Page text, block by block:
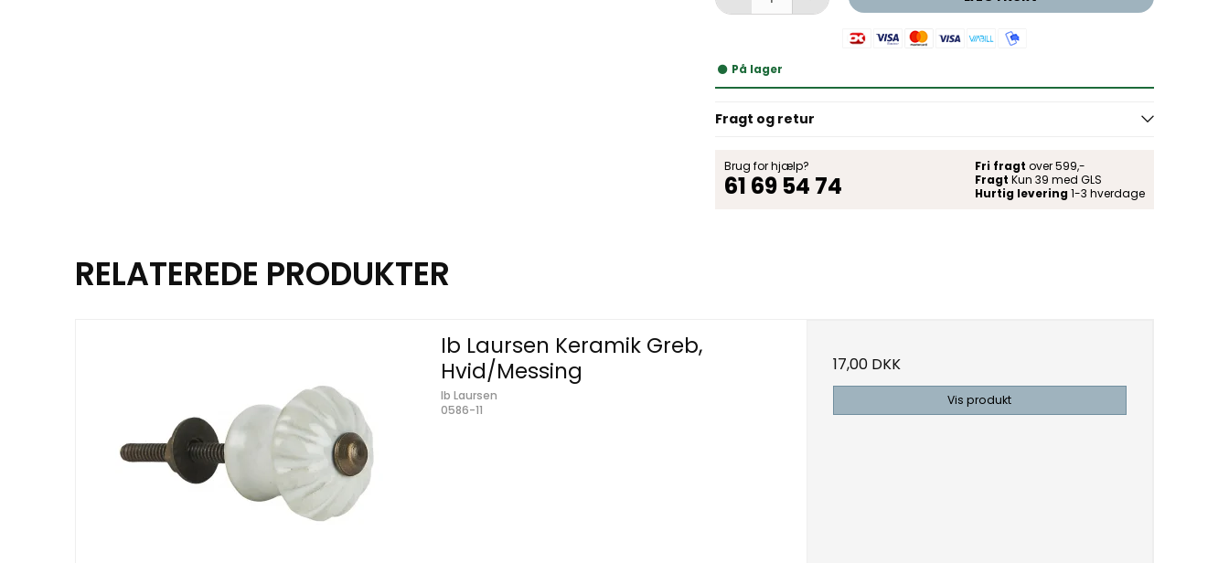
På lager
Fragt og retur
Brug for hjælp?
61 69 54 74
Fri fragt over 599,-
Fragt Kun 39 med GLS
Hurtig levering 1-3 hverdage
RELATEREDE PRODUKTER
Ib Laursen Keramik Greb,
Hvid/Messing
Ib Laursen
0586-11
17,00 DKK
Vis produkt